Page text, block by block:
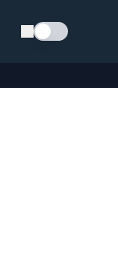
Schimba tema